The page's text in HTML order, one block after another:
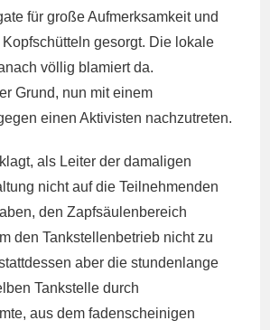
für große Aufmerksamkeit und
gesorgt. Die lokale
völlig blamiert da.
Grund, nun mit einem
einen Aktivisten nachzutreten.
als Leiter der damaligen
nicht auf die Teilnehmenden
den Zapfsäulenbereich
den Tankstellenbetrieb nicht zu
aber die stundenlange
Tankstelle durch
aus dem fadenscheinigen